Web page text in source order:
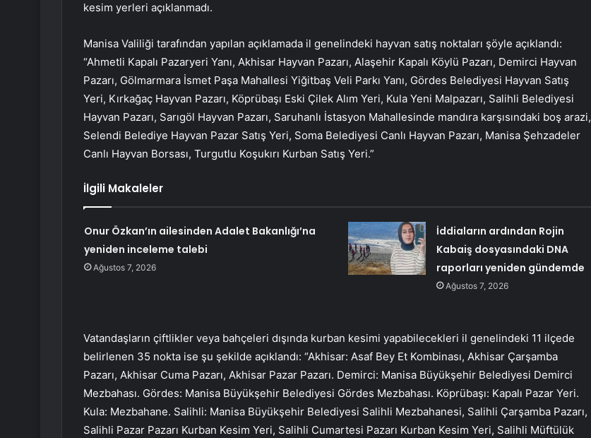
kesim yerleri açıklanmadı.
Manisa Valiliği tarafından yapılan açıklamada il genelindeki hayvan satış noktaları şöyle açıklandı:
“Ahmetli Kapalı Pazaryeri Yanı, Akhisar Hayvan Pazarı, Alaşehir Kapalı Köylü Pazarı, Demirci Hayvan
Pazarı, Gölmarmara İsmet Paşa Mahallesi Yiğitbaş Veli Parkı Yanı, Gördes Belediyesi Hayvan Satış
Yeri, Kırkağaç Hayvan Pazarı, Köprübaşı Eski Çilek Alım Yeri, Kula Yeni Malpazarı, Salihli Belediyesi
Hayvan Pazarı, Sarıgöl Hayvan Pazarı, Saruhanlı İstasyon Mahallesinde mandıra karşısındaki boş arazi,
Selendi Belediye Hayvan Pazar Satış Yeri, Soma Belediyesi Canlı Hayvan Pazarı, Manisa Şehzadeler
Canlı Hayvan Borsası, Turgutlu Koşukırı Kurban Satış Yeri.”
İlgili Makaleler
Onur Özkan’ın ailesinden Adalet Bakanlığı’na
yeniden inceleme talebi
Ağustos 7, 2026
İddiaların ardından Rojin
Kabaiş dosyasındaki DNA
raporları yeniden gündemde
Ağustos 7, 2026
Vatandaşların çiftlikler veya bahçeleri dışında kurban kesimi yapabilecekleri il genelindeki 11 ilçede
belirlenen 35 nokta ise şu şekilde açıklandı: “Akhisar: Asaf Bey Et Kombinası, Akhisar Çarşamba
Pazarı, Akhisar Cuma Pazarı, Akhisar Pazar Pazarı. Demirci: Manisa Büyükşehir Belediyesi Demirci
Mezbahası. Gördes: Manisa Büyükşehir Belediyesi Gördes Mezbahası. Köprübaşı: Kapalı Pazar Yeri.
Kula: Mezbahane. Salihli: Manisa Büyükşehir Belediyesi Salihli Mezbahanesi, Salihli Çarşamba Pazarı,
Salihli Pazar Pazarı Kurban Kesim Yeri, Salihli Cumartesi Pazarı Kurban Kesim Yeri, Salihli Müftülük